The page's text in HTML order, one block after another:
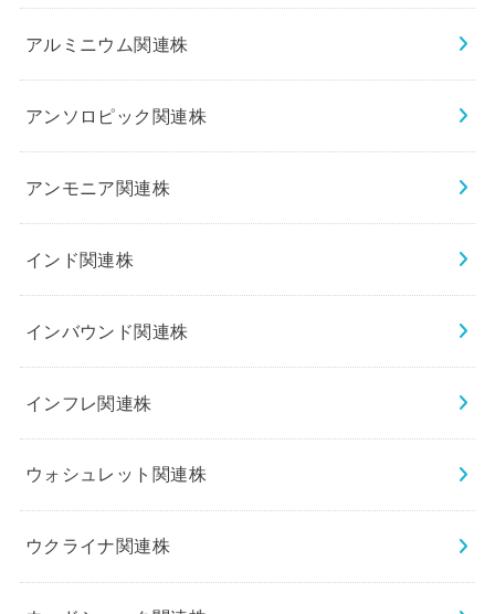
アルミニウム関連株
アンソロピック関連株
アンモニア関連株
インド関連株
インバウンド関連株
インフレ関連株
ウォシュレット関連株
ウクライナ関連株